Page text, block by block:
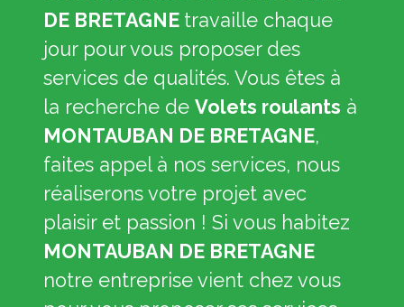
DE BRETAGNE travaille chaque
jour pour vous proposer des
services de qualités. Vous êtes à
la recherche de Volets roulants à
MONTAUBAN DE BRETAGNE,
faites appel à nos services, nous
réaliserons votre projet avec
plaisir et passion ! Si vous habitez
MONTAUBAN DE BRETAGNE
notre entreprise vient chez vous